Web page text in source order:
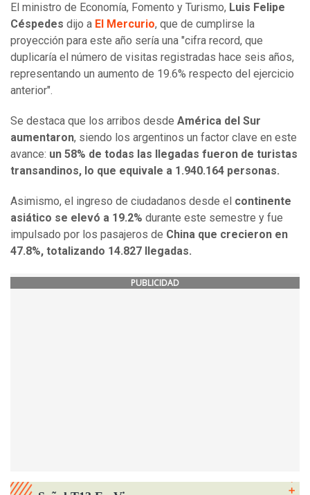
El ministro de Economía, Fomento y Turismo, Luis Felipe
Céspedes dijo a El Mercurio, que de cumplirse la
proyección para este año sería una "cifra record, que
duplicaría el número de visitas registradas hace seis años,
representando un aumento de 19.6% respecto del ejercicio
anterior".
Se destaca que los arribos desde América del Sur
aumentaron, siendo los argentinos un factor clave en este
avance: un 58% de todas las llegadas fueron de turistas
transandinos, lo que equivale a 1.940.164 personas.
Asimismo, el ingreso de ciudadanos desde el continente
asiático se elevó a 19.2% durante este semestre y fue
impulsado por los pasajeros de China que crecieron en
47.8%, totalizando 14.827 llegadas.
PUBLICIDAD